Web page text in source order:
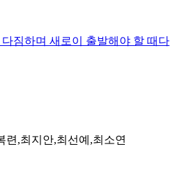
짐하며 새로이 출발해야 할 때다
련,최지안,최선예,최소연